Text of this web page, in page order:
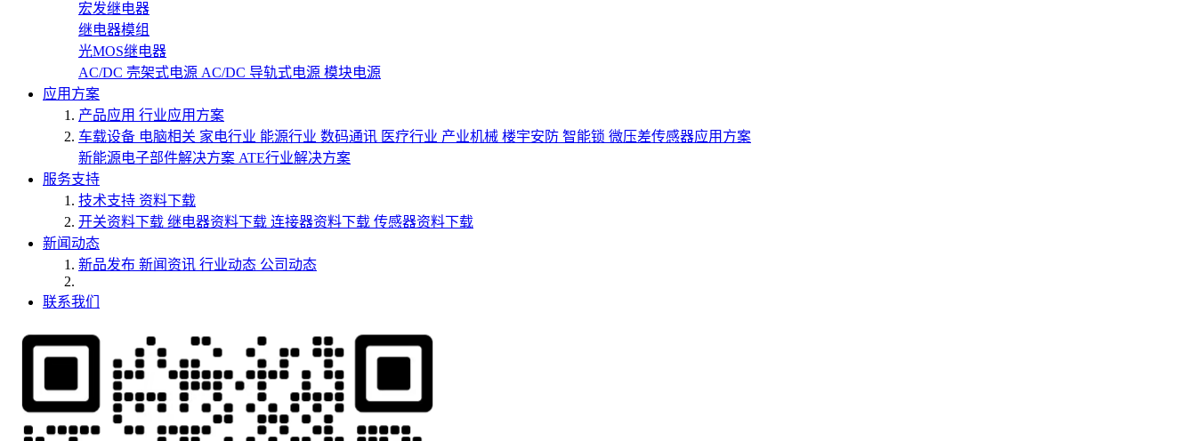
宏发继电器
继电器模组
光MOS继电器
AC/DC 壳架式电源 AC/DC 导轨式电源 模块电源
应用方案
产品应用 行业应用方案
车载设备 电脑相关 家电行业 能源行业 数码通讯 医疗行业 产业机械 楼宇安防 智能锁 微压差传感器应用方案
新能源电子部件解决方案 ATE行业解决方案
服务支持
技术支持 资料下载
开关资料下载 继电器资料下载 连接器资料下载 传感器资料下载
新闻动态
新品发布 新闻资讯 行业动态 公司动态
联系我们